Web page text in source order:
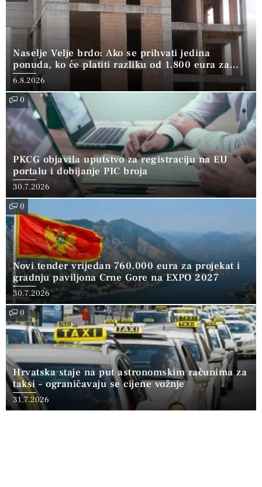
Naselje Velje brdo: Ako se prihvati jedina
ponuda, ko će platiti razliku od 1.800 eura za
kvadrat?
6.8.2026
0
PKCG objavila uputstvo za registraciju na EU
portalu i dobijanje PIC broja
30.7.2026
0
Novi tender vrijedan 760.000 eura za projekat i
gradnju paviljona Crne Gore na EXPO 2027
30.7.2026
0
Hrvatska staje na put astronomskim računima za
taksi – ograničavaju se cijene vožnje
31.7.2026